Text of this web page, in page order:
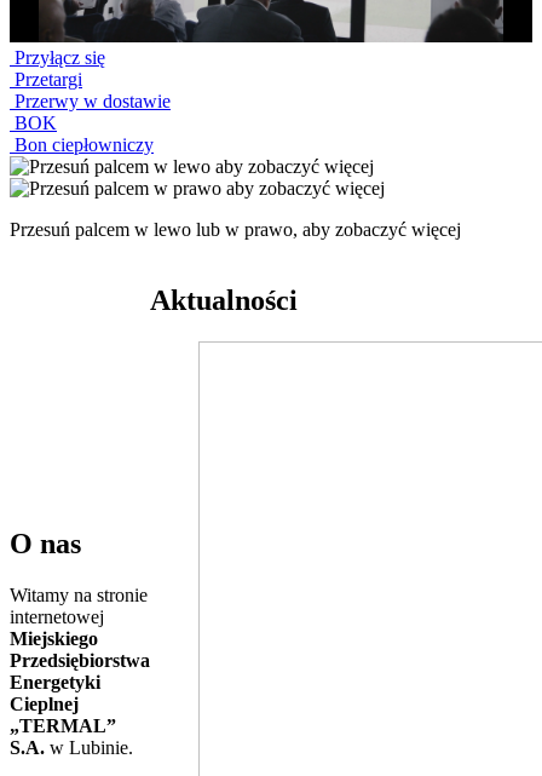
Przyłącz się
Przetargi
Przerwy w dostawie
BOK
Bon ciepłowniczy
Przesuń palcem w lewo lub w prawo, aby zobaczyć więcej
O nas
Witamy na stronie
internetowej
Miejskiego
Przedsiębiorstwa
Energetyki
Cieplnej
„TERMAL”
S.A. w Lubinie.
Aktualności